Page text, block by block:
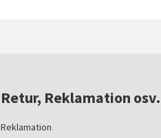
Retur, Reklamation osv.
Reklamation